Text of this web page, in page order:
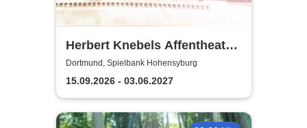
Herbert Knebels Affentheater
- Voll Karacho!
Dortmund, Spielbank Hohensyburg
15.09.2026 - 03.06.2027